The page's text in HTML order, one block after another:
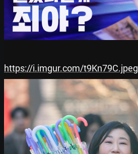
https://i.imgur.com/t9Kn79C.jpeg